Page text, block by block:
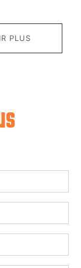
PLUS